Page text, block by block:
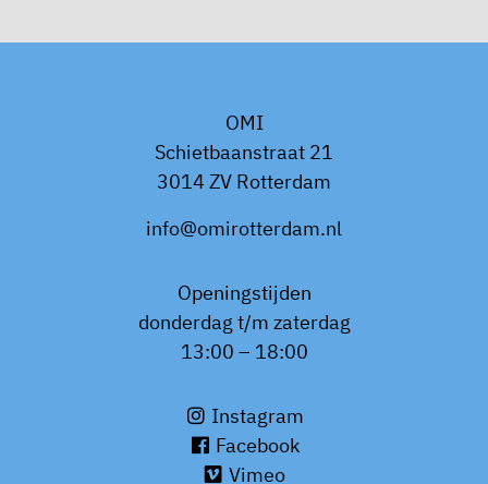
OMI
Schietbaanstraat 21
3014 ZV Rotterdam
info@omirotterdam.nl
Openingstijden
donderdag t/m zaterdag
13:00 – 18:00
Instagram
Facebook
Vimeo